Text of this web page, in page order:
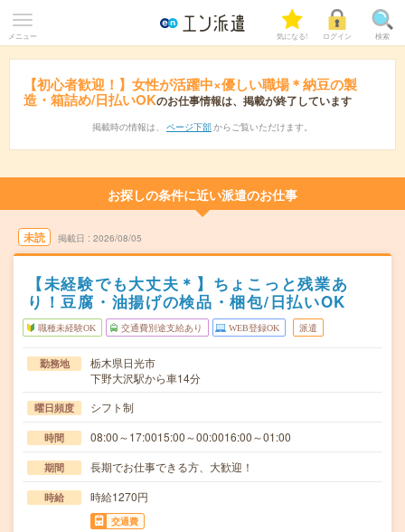
メニュー 気になる! ログイン 検索
【初心者歓迎！】女性が活躍中×優しい職場＊納豆の製
造・箱詰め/日払いOKのお仕事情報は、掲載が終了しています
掲載時の情報は、 ページ下部 からご覧いただけます。
お探しの条件に近い派遣のお仕事
未読 掲載日 2026/08/05
【未経験でも大丈夫＊】ちょこっと残業あ
り！豆腐・油揚げの検品・梱包/日払いOK
職種未経験OK 交通費別途支給あり WEB登録OK 派遣
勤務地
栃木県日光市
下野大沢駅から車14分
曜日頻度 シフト制
時間 08:00～17:0015:00～00:0016:00～01:00
期間 長期でお仕事できる方、大歓迎！
時給 時給1270円
交通費